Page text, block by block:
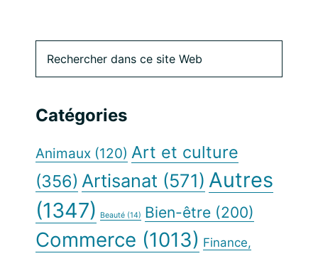
Barre
latérale
principale
dans
Web
Catégories
Animaux (120) Art et culture
(356) Artisanat (571) Autres
(1347)
Beauté (14) Bien-être (200)
Commerce (1013) Finance,